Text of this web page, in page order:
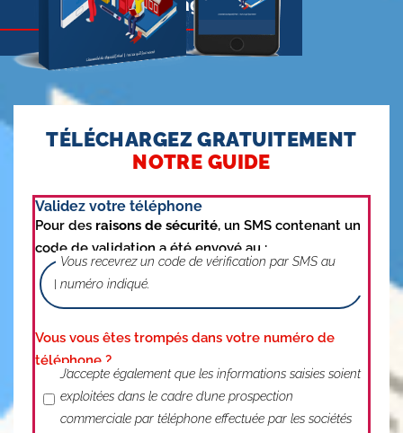
Voir quelques pages
TÉLÉCHARGEZ GRATUITEMENT
NOTRE GUIDE
Validez votre téléphone
Pour des raisons de sécurité, un SMS contenant un
code de validation a été envoyé au :
Vous recevrez un code de vérification par SMS au
numéro indiqué.
Vous vous êtes trompés dans votre numéro de
téléphone ?
J'accepte le traitement de mes données
J’accepte également que les informations saisies soient
exploitées dans le cadre d’une prospection
commerciale par téléphone effectuée par les sociétés